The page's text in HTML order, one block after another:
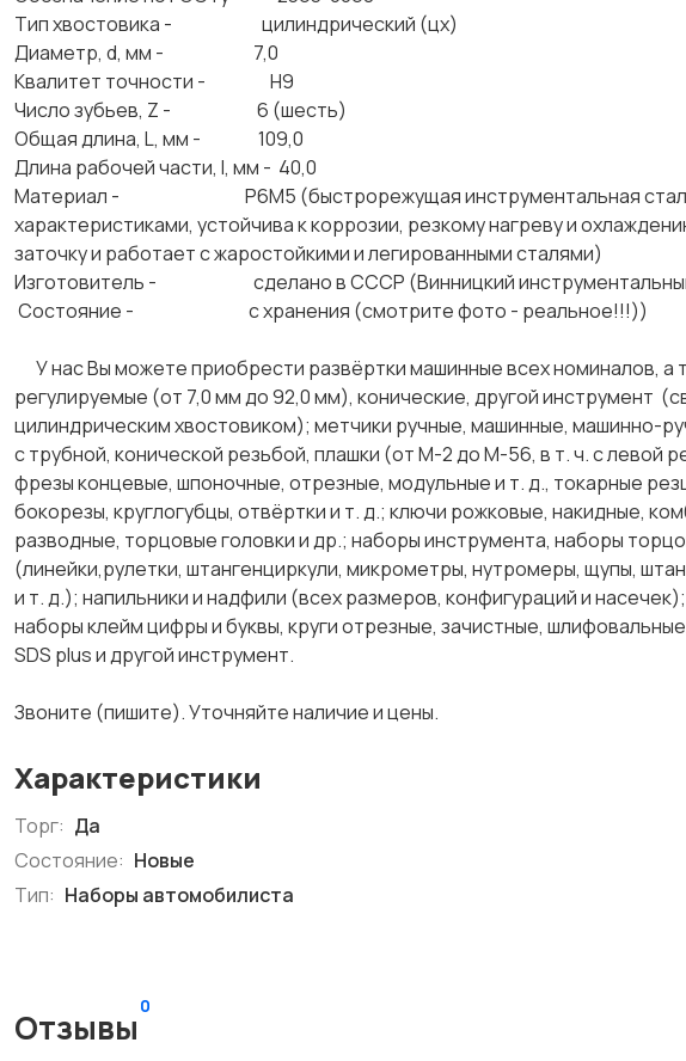
Тип хвостовика - цилиндрический (цх)
Диаметр, d, мм - 7,0
Квалитет точности - Н9
Число зубьев, Z - 6 (шесть)
Общая длина, L, мм - 109,0
Длина рабочей части, l, мм - 40,0
Материал - Р6М5 (быстрорежущая инструментальная сталь ,
характеристиками, устойчива к коррозии, резкому нагреву и
заточку и работает с жаростойкими и легированными
Изготовитель - сделано в СССР (Винницкий
Состояние - с хранения (смотрите фото - реальное!!!))
У нас Вы можете приобрести развёртки машинные всех номиналов, а
регулируемые (от 7,0 мм до 92,0 мм), конические, другой инструмент
цилиндрическим хвостовиком); метчики ручные, машинные, машинно-
с трубной, конической резьбой, плашки (от М-2 до М-56, в т. ч. с левой
фрезы концевые, шпоночные, отрезные, модульные и т. д., токарные
бокорезы, круглогубцы, отвёртки и т. д.; ключи рожковые, накидные,
разводные, торцовые головки и др.; наборы инструмента, наборы
(линейки,рулетки, штангенциркули, микрометры, нутромеры, щупы,
и т. д.); напильники и надфили (всех размеров, конфигураций и
наборы клейм цифры и буквы, круги отрезные, зачистные,
SDS plus и другой инструмент.
Звоните (пишите). Уточняйте наличие и цены.
Характеристики
Торг: Да
Состояние: Новые
Тип: Наборы автомобилиста
Отзывы
0